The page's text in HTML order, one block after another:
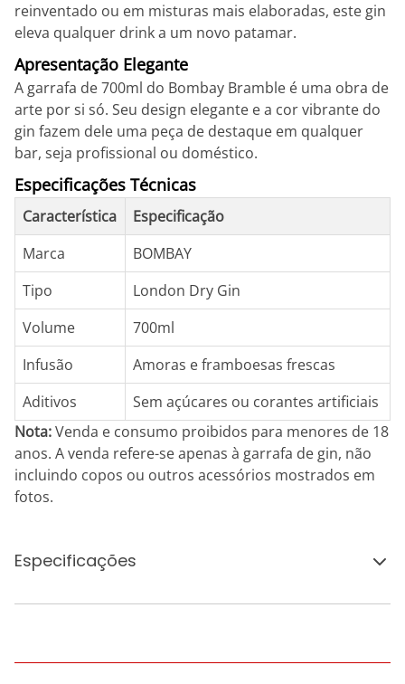
reinventado ou em misturas mais elaboradas, este gin
eleva qualquer drink a um novo patamar.
Apresentação Elegante
A garrafa de 700ml do Bombay Bramble é uma obra de
arte por si só. Seu design elegante e a cor vibrante do
gin fazem dele uma peça de destaque em qualquer
bar, seja profissional ou doméstico.
Especificações Técnicas
Característica
Especificação
Marca
BOMBAY
Tipo
London Dry Gin
Volume
700ml
Infusão
Amoras e framboesas frescas
Aditivos
Sem açúcares ou corantes artificiais
Nota:Venda e consumo proibidos para menores de 18
anos. A venda refere-se apenas à garrafa de gin, não
incluindo copos ou outros acessórios mostrados em
fotos.
Especificações